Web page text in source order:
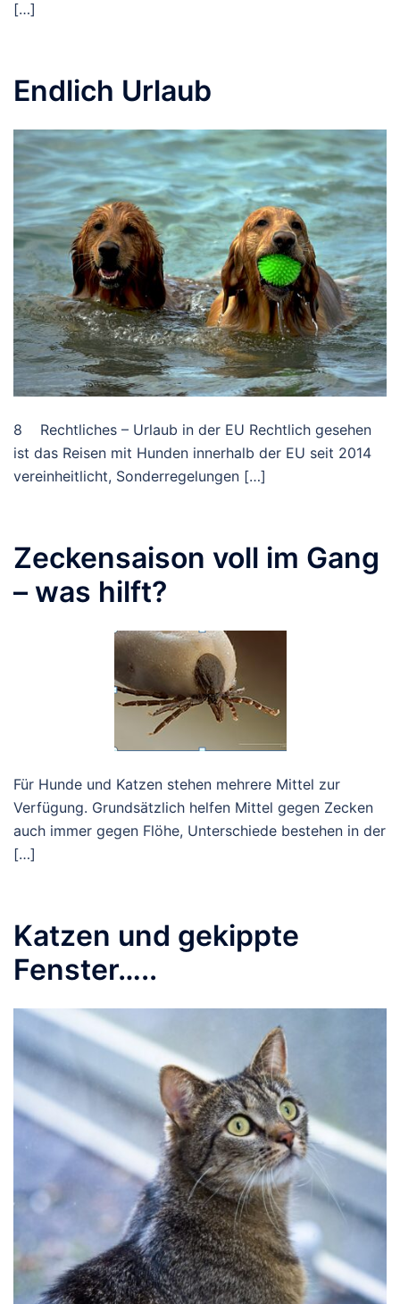
[…]
Endlich Urlaub
8 Rechtliches – Urlaub in der EU Rechtlich gesehen
ist das Reisen mit Hunden innerhalb der EU seit 2014
vereinheitlicht, Sonderregelungen […]
Zeckensaison voll im Gang
– was hilft?
Für Hunde und Katzen stehen mehrere Mittel zur
Verfügung. Grundsätzlich helfen Mittel gegen Zecken
auch immer gegen Flöhe, Unterschiede bestehen in der
[…]
Katzen und gekippte
Fenster…..